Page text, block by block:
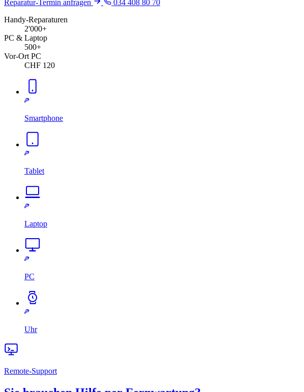
Reparatur-Termin anfragen
034 408 80 70
Handy-Reparaturen
2'000+
PC & Laptop
500+
Vor-Ort PC
CHF 120
Smartphone
Tablet
Laptop
PC
Uhr
Remote-Support